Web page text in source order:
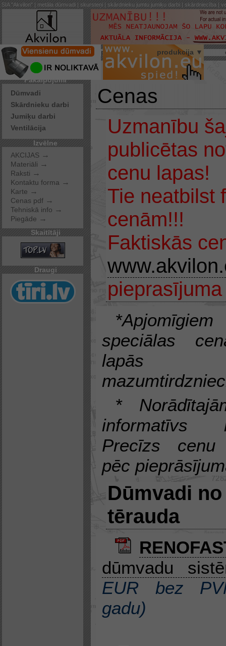
SIA "Akvilon" | metāla dūmvadi | skursteņi | skārdnieku jumtu jumiķu darbi | skārdniecība |
par mums produkcija ▼
Pakalpojumi
Dūmvadi
Skārdnieku darbi
Jumiķu darbi
Ventilācija
Izvēlne
AKCIJAS →
Materiāli →
Raksti →
Kontaktu forma →
Karte →
Cenas pdf →
Tehniskā info →
Piegāde →
Skaitītāji
Draugi
Cenas
Uzmanību
publicētas
cenu lapas!
Tie neatbilst
cenām!!!
Faktiskās
pieprasījuma
*Apjomīgiem
speciālas
lapās
*
Precīzs cenu
pēc
Dūmvadi
tērauda
dūmvadu
EUR bez
gadu)